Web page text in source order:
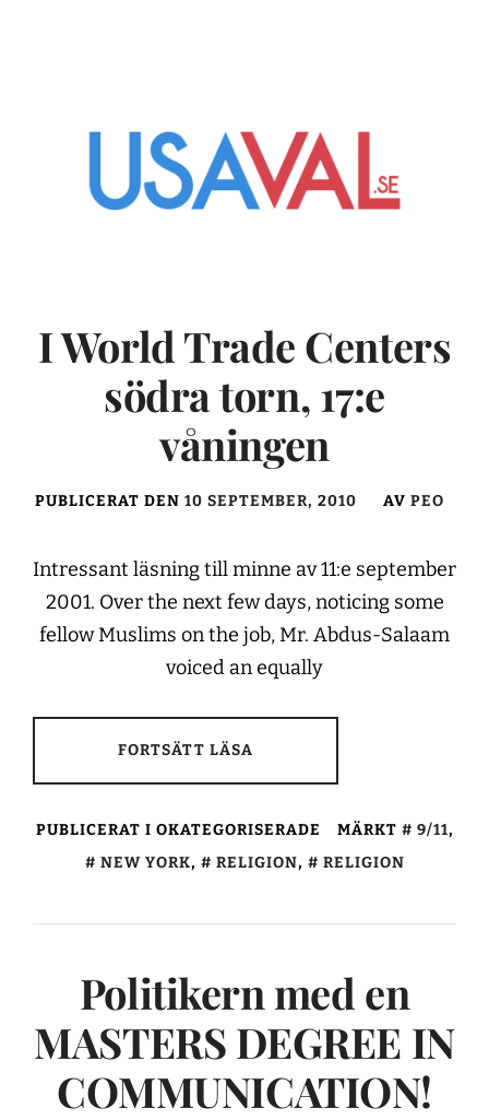
I World Trade Centers
södra torn, 17:e
våningen
PUBLICERAT DEN 10 SEPTEMBER, 2010 AV PEO
Intressant läsning till minne av 11:e september
2001. Over the next few days, noticing some
fellow Muslims on the job, Mr. Abdus-Salaam
voiced an equally
FORTSÄTT LÄSA
PUBLICERAT I OKATEGORISERADE MÄRKT 9/11,
NEW YORK, RELIGION, RELIGION
Politikern med en
MASTERS DEGREE IN
COMMUNICATION!